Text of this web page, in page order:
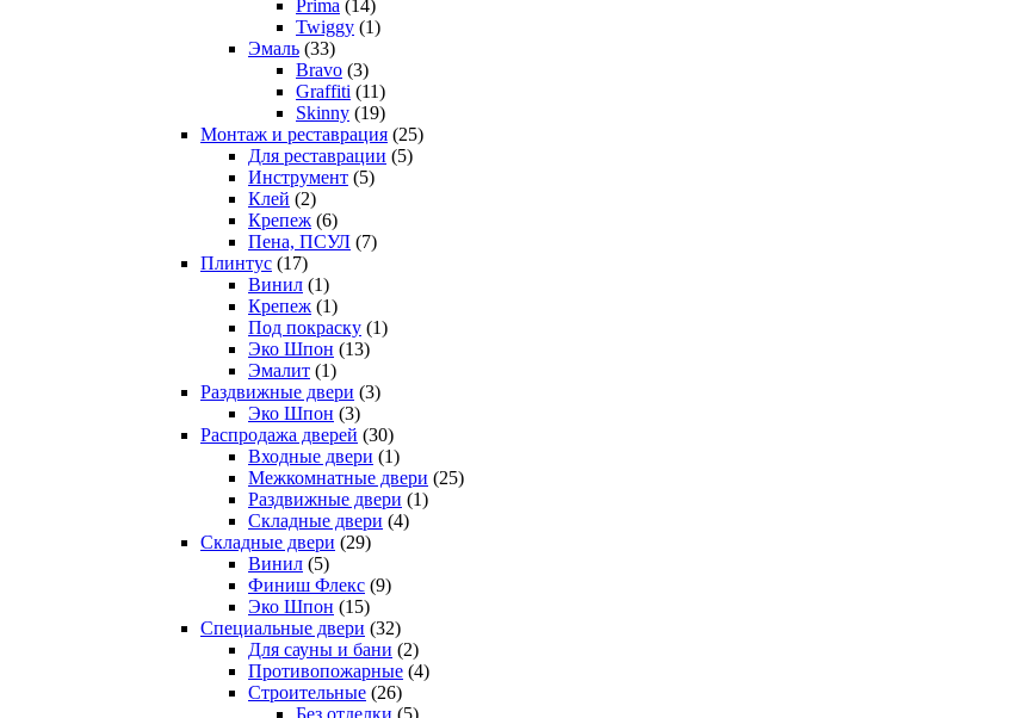
Prima (14)
Twiggy (1)
Эмаль (33)
Bravo (3)
Graffiti (11)
Skinny (19)
Монтаж и реставрация (25)
Для реставрации (5)
Инструмент (5)
Клей (2)
Крепеж (6)
Пена, ПСУЛ (7)
Плинтус (17)
Винил (1)
Крепеж (1)
Под покраску (1)
Эко Шпон (13)
Эмалит (1)
Раздвижные двери (3)
Эко Шпон (3)
Распродажа дверей (30)
Входные двери (1)
Межкомнатные двери (25)
Раздвижные двери (1)
Складные двери (4)
Складные двери (29)
Винил (5)
Финиш Флекс (9)
Эко Шпон (15)
Специальные двери (32)
Для сауны и бани (2)
Противопожарные (4)
Строительные (26)
Без отделки (5)